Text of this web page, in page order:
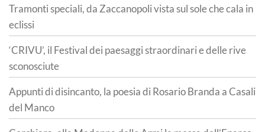
Tramonti speciali, da Zaccanopoli vista sul sole che cala in
eclissi
‘CRIVU’, il Festival dei paesaggi straordinari e delle rive
sconosciute
Appunti di disincanto, la poesia di Rosario Branda a Casali
del Manco